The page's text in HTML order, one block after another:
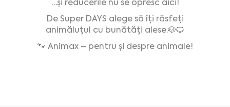
…și reducerile nu se opresc aici!
De SuperDAYS alege să îți răsfeți
animăluțul cu bunătăți alese.🐶🐱
🐾 Animax – pentru și despre animale!